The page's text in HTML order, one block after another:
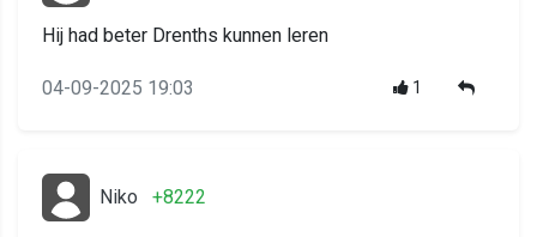
Hij had beter Drenths kunnen leren
04-09-2025 19:03 1
Niko +8222